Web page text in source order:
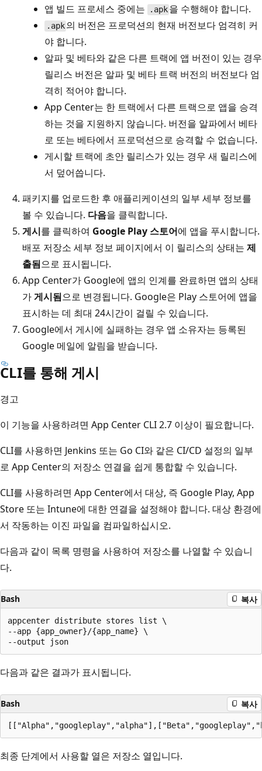
앱 빌드 프로세스 중에는
.apk 을 수행해야 합니다.
.apk 의 버전은 프로덕션의 현재 버전보다 엄격히 커
야 합니다.
알파 및 베타와 같은 다른 트랙에 앱 버전이 있는 경우
릴리스 버전은 알파 및 베타 트랙 버전의 버전보다 엄
격히 적어야 합니다.
App Center는 한 트랙에서 다른 트랙으로 앱을 승격
하는 것을 지원하지 않습니다. 버전을 알파에서 베타
로 또는 베타에서 프로덕션으로 승격할 수 없습니다.
게시할 트랙에 초안 릴리스가 있는 경우 새 릴리스에
서 덮어씁니다.
패키지를 업로드한 후 애플리케이션의 일부 세부 정보를
볼 수 있습니다. 다음을 클릭합니다.
게시를 클릭하여 Google Play 스토어에 앱을 푸시합니다.
배포 저장소 세부 정보 페이지에서 이 릴리스의 상태는 제
출됨으로 표시됩니다.
App Center가 Google에 앱의 인계를 완료하면 앱의 상태
가게시됨으로 변경됩니다. Google은 Play 스토어에 앱을
표시하는 데 최대 24시간이 걸릴 수 있습니다.
Google에서 게시에 실패하는 경우 앱 소유자는 등록된
Google 메일에 알림을 받습니다.
CLI를 통해 게시
경고
이 기능을 사용하려면 App Center CLI 2.7 이상이 필요합니다.
CLI를 사용하면 Jenkins 또는 Go CI와 같은 CI/CD 설정의 일부
로 App Center의 저장소 연결을 쉽게 통합할 수 있습니다.
CLI를 사용하려면 App Center에서 대상, 즉 Google Play, App
Store 또는 Intune에 대한 연결을 설정해야 합니다. 대상 환경에
서 작동하는 이진 파일을 컴파일하십시오.
다음과 같이 목록 명령을 사용하여 저장소를 나열할 수 있습니
다.
Bash 복사
appcenter distribute stores list \
--app {app_owner}/{app_name} \
다음과 같은 결과가 표시됩니다.
Bash 복사
최종 단계에서 사용할 열은 저장소 열입니다.